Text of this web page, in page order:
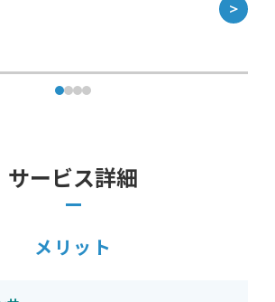
＞
サービス詳細
メリット